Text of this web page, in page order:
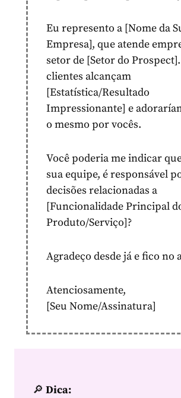
Eu represento a [Nome da
Empresa], que atende
setor de [Setor do
clientes alcançam
[Estatística/Resultado
Impressionante] e
o mesmo por vocês.
Você poderia me indicar
sua equipe, é responsável
decisões relacionadas a
[Funcionalidade Principal
Produto/Serviço]?
Agradeço desde já e fico no
Atenciosamente,
[Seu Nome/Assinatura]
🔎 Dica: